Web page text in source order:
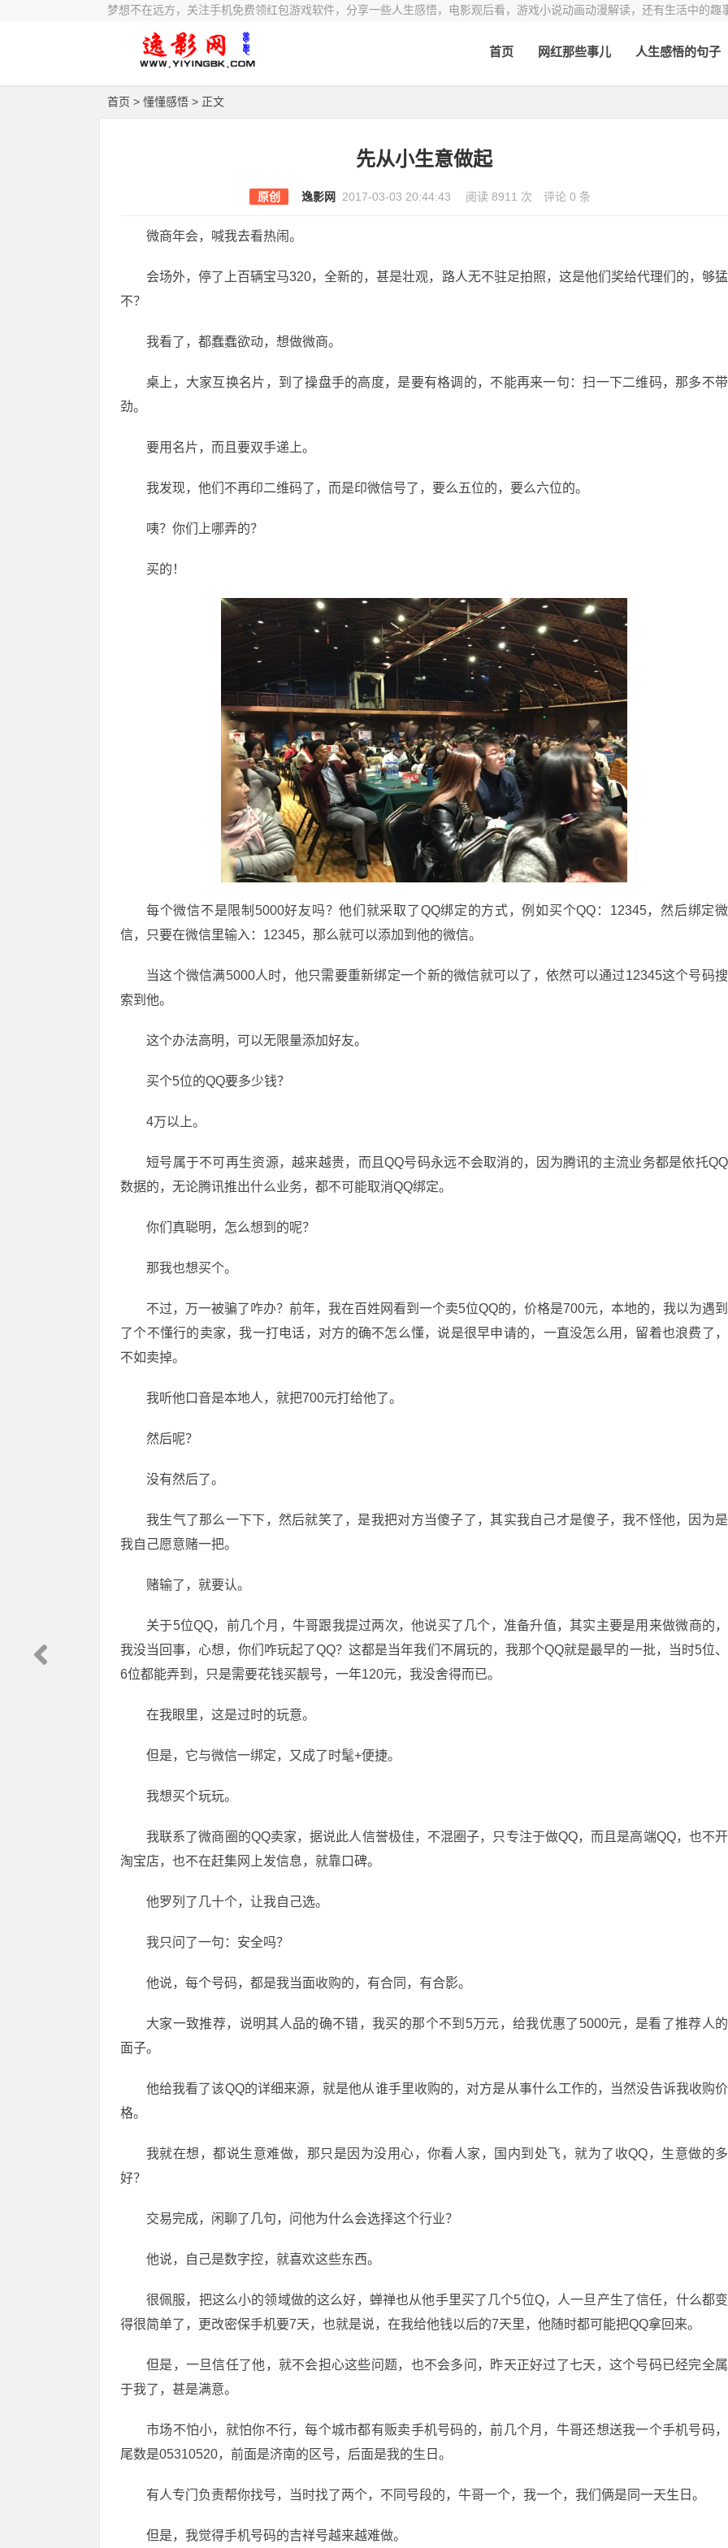
梦想不在远方，关注手机免费领红包游戏软件，分享一些人生感悟，电影观后看，游戏小说动画动漫解读，还有生活中的趣
首页 网红那些事儿 人生感悟的句子
首页 > 懂懂感悟 > 正文
先从小生意做起
原创 逸影网 2017-03-03 20:44:43 阅读 8911 次 评论 0 条
微商年会，喊我去看热闹。
会场外，停了上百辆宝马320，全新的，甚是壮观，路人无不驻足拍照，这是他们奖给代理们的，够猛
不？
我看了，都蠢蠢欲动，想做微商。
桌上，大家互换名片，到了操盘手的高度，是要有格调的，不能再来一句：扫一下二维码，那多不带
劲。
要用名片，而且要双手递上。
我发现，他们不再印二维码了，而是印微信号了，要么五位的，要么六位的。
咦？你们上哪弄的？
买的！
每个微信不是限制5000好友吗？他们就采取了QQ绑定的方式，例如买个QQ：12345，然后绑定微
信，只要在微信里输入：12345，那么就可以添加到他的微信。
当这个微信满5000人时，他只需要重新绑定一个新的微信就可以了，依然可以通过12345这个号码搜
索到他。
这个办法高明，可以无限量添加好友。
买个5位的QQ要多少钱？
4万以上。
短号属于不可再生资源，越来越贵，而且QQ号码永远不会取消的，因为腾讯的主流业务都是依托QQ
数据的，无论腾讯推出什么业务，都不可能取消QQ绑定。
你们真聪明，怎么想到的呢？
那我也想买个。
不过，万一被骗了咋办？前年，我在百姓网看到一个卖5位QQ的，价格是700元，本地的，我以为遇到
了个不懂行的卖家，我一打电话，对方的确不怎么懂，说是很早申请的，一直没怎么用，留着也浪费了，
不如卖掉。
我听他口音是本地人，就把700元打给他了。
然后呢？
没有然后了。
我生气了那么一下下，然后就笑了，是我把对方当傻子了，其实我自己才是傻子，我不怪他，因为是
我自己愿意赌一把。
赌输了，就要认。
关于5位QQ，前几个月，牛哥跟我提过两次，他说买了几个，准备升值，其实主要是用来做微商的，
我没当回事，心想，你们咋玩起了QQ？这都是当年我们不屑玩的，我那个QQ就是最早的一批，当时5位、
6位都能弄到，只是需要花钱买靓号，一年120元，我没舍得而已。
在我眼里，这是过时的玩意。
但是，它与微信一绑定，又成了时髦+便捷。
我想买个玩玩。
我联系了微商圈的QQ卖家，据说此人信誉极佳，不混圈子，只专注于做QQ，而且是高端QQ，也不开
淘宝店，也不在赶集网上发信息，就靠口碑。
他罗列了几十个，让我自己选。
我只问了一句：安全吗？
他说，每个号码，都是我当面收购的，有合同，有合影。
大家一致推荐，说明其人品的确不错，我买的那个不到5万元，给我优惠了5000元，是看了推荐人的
面子。
他给我看了该QQ的详细来源，就是他从谁手里收购的，对方是从事什么工作的，当然没告诉我收购价
格。
我就在想，都说生意难做，那只是因为没用心，你看人家，国内到处飞，就为了收QQ，生意做的多
好？
交易完成，闲聊了几句，问他为什么会选择这个行业？
他说，自己是数字控，就喜欢这些东西。
很佩服，把这么小的领域做的这么好，蝉禅也从他手里买了几个5位Q，人一旦产生了信任，什么都变
得很简单了，更改密保手机要7天，也就是说，在我给他钱以后的7天里，他随时都可能把QQ拿回来。
但是，一旦信任了他，就不会担心这些问题，也不会多问，昨天正好过了七天，这个号码已经完全属
于我了，甚是满意。
市场不怕小，就怕你不行，每个城市都有贩卖手机号码的，前几个月，牛哥还想送我一个手机号码，
尾数是05310520，前面是济南的区号，后面是我的生日。
有人专门负责帮你找号，当时找了两个，不同号段的，牛哥一个，我一个，我们俩是同一天生日。
但是，我觉得手机号码的吉祥号越来越难做。